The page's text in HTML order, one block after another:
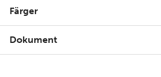
Färger
Dokument